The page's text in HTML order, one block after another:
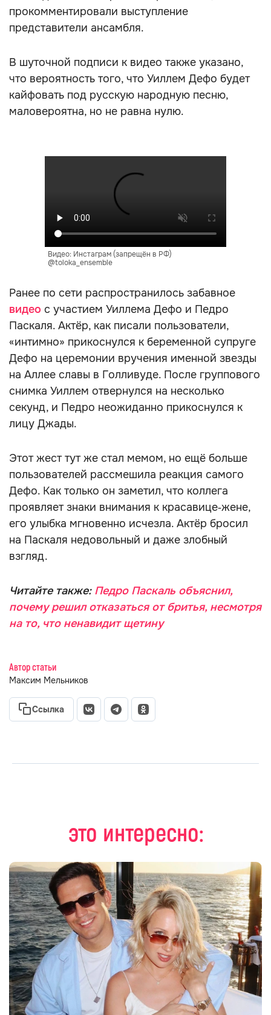
прокомментировали выступление
представители ансамбля.
В шуточной подписи к видео также указано,
что вероятность того, что Уиллем Дефо будет
кайфовать под русскую народную песню,
маловероятна, но не равна нулю.
Видео: Инстаграм (запрещён в РФ)
@toloka_ensemble
Ранее по сети распространилось забавное
видео с участием Уиллема Дефо и Педро
Паскаля. Актёр, как писали пользователи,
«интимно» прикоснулся к беременной супруге
Дефо на церемонии вручения именной звезды
на Аллее славы в Голливуде. После группового
снимка Уиллем отвернулся на несколько
секунд, и Педро неожиданно прикоснулся к
лицу Джады.
Этот жест тут же стал мемом, но ещё больше
пользователей рассмешила реакция самого
Дефо. Как только он заметил, что коллега
проявляет знаки внимания к красавице‑жене,
его улыбка мгновенно исчезла. Актёр бросил
на Паскаля недовольный и даже злобный
взгляд.
Читайте также: Педро Паскаль объяснил,
почему решил отказаться от бритья, несмотря
на то, что ненавидит щетину
Автор статьи
Максим Мельников
Ссылка
это интересно: